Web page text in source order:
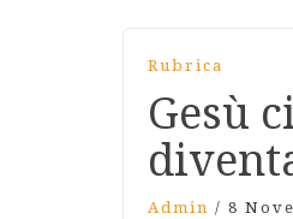
Rubrica
Gesù
Admin / 8